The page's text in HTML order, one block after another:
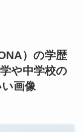
）の学歴
や中学校の
画像